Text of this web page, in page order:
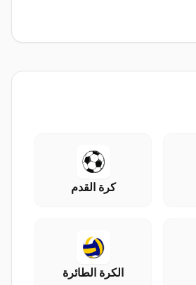
كرة القدم
الكرة الطائرة